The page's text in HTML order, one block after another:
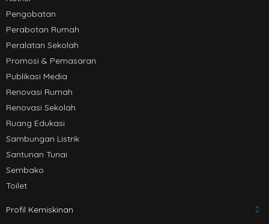
Pengobatan
Perabotan Rumah
Peralatan Sekolah
Promosi & Pemasaran
Publikasi Media
Renovasi Rumah
Renovasi Sekolah
Ruang Edukasi
Sambungan Listrik
Santunan Tunai
Sembako
Toilet
Profil Kemiskinan